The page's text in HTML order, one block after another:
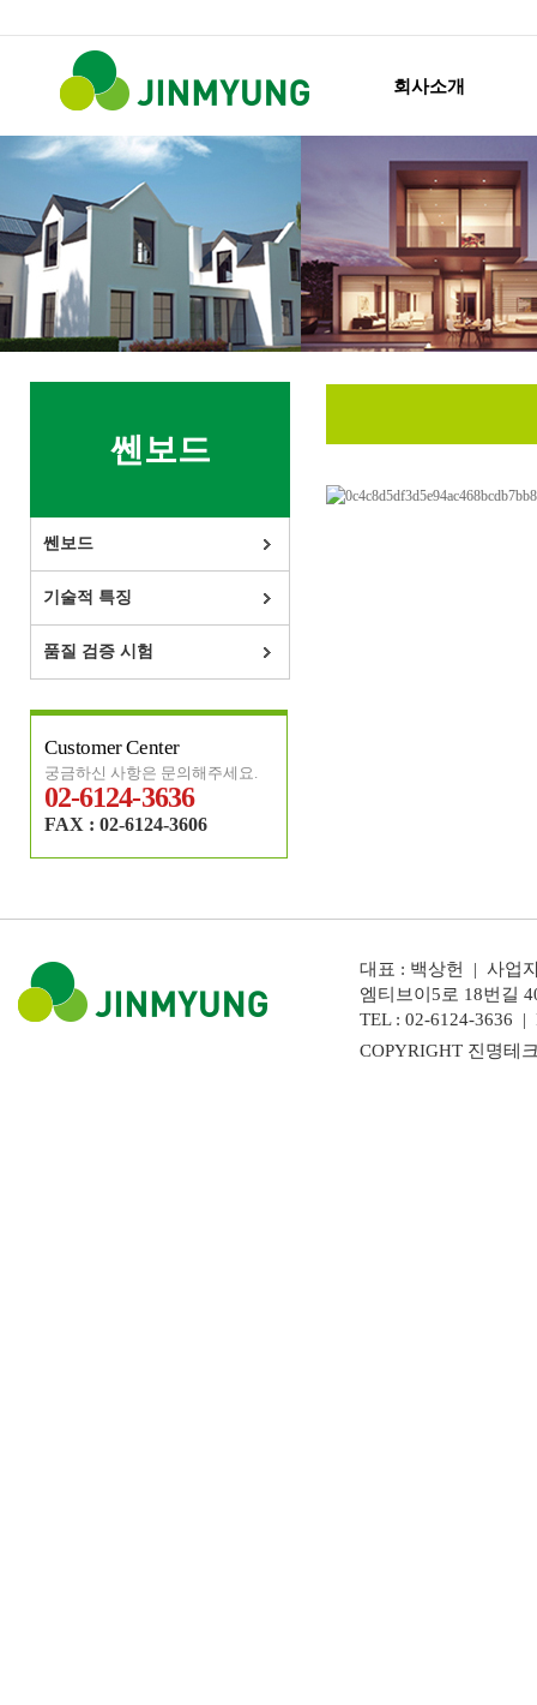
회사소개
쎈보드
쎈보드
기술적 특징
품질 검증 시험
Customer Center
궁금하신 사항은 문의해주세요.
02-6124-3636
FAX : 02-6124-3606
대표 : 백상헌 | 사업
엠티브이5로 18번길
TEL : 02-6124-3636 |
COPYRIGHT 진명테